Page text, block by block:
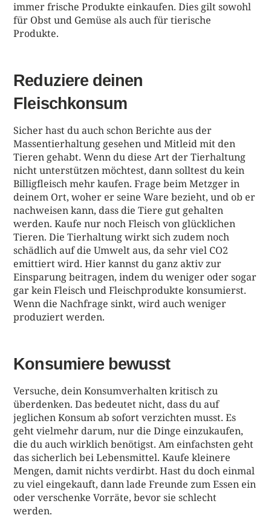
immer frische Produkte einkaufen. Dies gilt sowohl
für Obst und Gemüse als auch für tierische
Produkte.
Reduziere deinen
Fleischkonsum
Sicher hast du auch schon Berichte aus der
Massentierhaltung gesehen und Mitleid mit den
Tieren gehabt. Wenn du diese Art der Tierhaltung
nicht unterstützen möchtest, dann solltest du kein
Billigfleisch mehr kaufen. Frage beim Metzger in
deinem Ort, woher er seine Ware bezieht, und ob er
nachweisen kann, dass die Tiere gut gehalten
werden. Kaufe nur noch Fleisch von glücklichen
Tieren. Die Tierhaltung wirkt sich zudem noch
schädlich auf die Umwelt aus, da sehr viel CO2
emittiert wird. Hier kannst du ganz aktiv zur
Einsparung beitragen, indem du weniger oder sogar
gar kein Fleisch und Fleischprodukte konsumierst.
Wenn die Nachfrage sinkt, wird auch weniger
produziert werden.
Konsumiere bewusst
Versuche, dein Konsumverhalten kritisch zu
überdenken. Das bedeutet nicht, dass du auf
jeglichen Konsum ab sofort verzichten musst. Es
geht vielmehr darum, nur die Dinge einzukaufen,
die du auch wirklich benötigst. Am einfachsten geht
das sicherlich bei Lebensmittel. Kaufe kleinere
Mengen, damit nichts verdirbt. Hast du doch einmal
zu viel eingekauft, dann lade Freunde zum Essen ein
oder verschenke Vorräte, bevor sie schlecht
werden.